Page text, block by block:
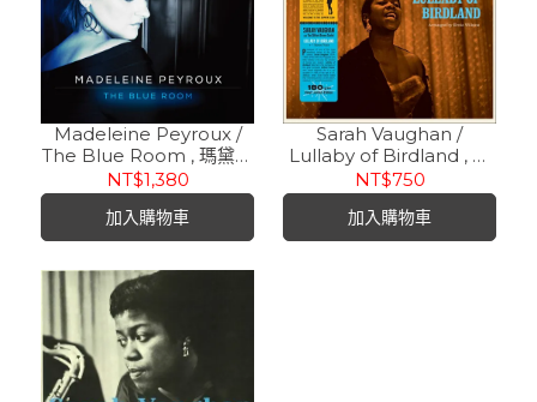
Madeleine Peyroux /
The Blue Room , 瑪黛琳
/ 藍色情迷 (180g LP)
NT$1,380
加入購物車
Sarah Vaughan /
Lullaby of Birdland , 莎
拉沃恩 / 鳥園搖籃曲 (180g
LP)
NT$750
加入購物車